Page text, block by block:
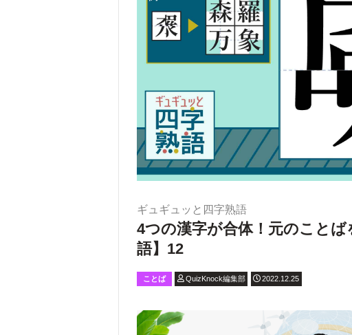
ギュギュッと四字熟語
4つの漢字が合体！元のこと
語】12
ことば QuizKnock編集部 2022.12.25